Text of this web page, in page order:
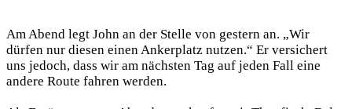
Am Abend legt John an der Stelle von gestern an. „Wir
dürfen nur diesen einen Ankerplatz nutzen.“ Er versichert
uns jedoch, dass wir am nächsten Tag auf jeden Fall eine
andere Route fahren werden.